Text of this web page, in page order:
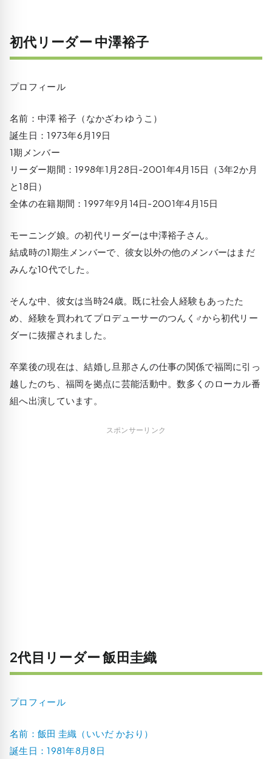
初代リーダー 中澤裕子
プロフィール
名前：中澤 裕子（なかざわ ゆうこ）
誕生日：1973年6月19日
1期メンバー
リーダー期間：1998年1月28日-2001年4月15日（3年2か月
と18日）
全体の在籍期間：1997年9月14日-2001年4月15日
モーニング娘。の初代リーダーは中澤裕子さん。
結成時の1期生メンバーで、彼女以外の他のメンバーはまだ
みんな10代でした。
そんな中、彼女は当時24歳。既に社会人経験もあったた
め、経験を買われてプロデューサーのつんく♂から初代リー
ダーに抜擢されました。
卒業後の現在は、結婚し旦那さんの仕事の関係で福岡に引っ
越したのち、福岡を拠点に芸能活動中。数多くのローカル番
組へ出演しています。
スポンサーリンク
2代目リーダー 飯田圭織
プロフィール
名前：飯田 圭織（いいだ かおり）
誕生日：1981年8月8日